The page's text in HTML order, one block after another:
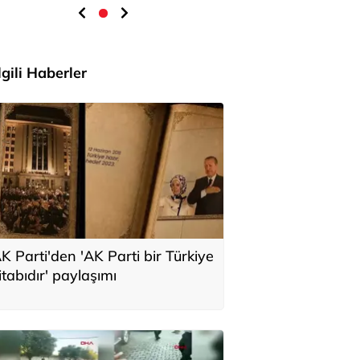
Haberler
Parti'den 'AK Parti bir Türkiye
paylaşımı